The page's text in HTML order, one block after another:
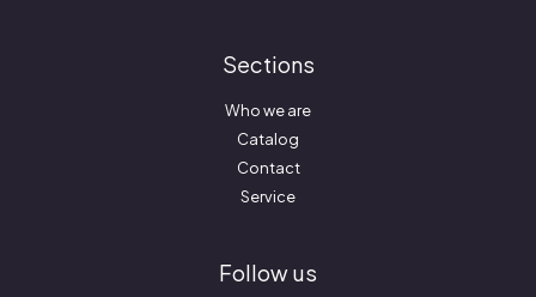
Sections
Who we are
Catalog
Contact
Service
Follow us